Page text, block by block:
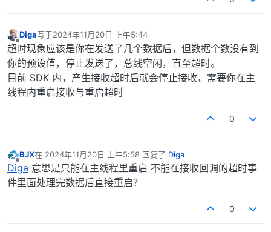
离线
Diga写于2024年11月20日 上午5:44
最后由 编辑
超时现象应该是你在发送了几个数据后，但数据个数没有到
你的预设值，停止发送了，总线空闲，直至超时。
目前 SDK 内，产生接收超时后就会停止接收，需要你在主
线程内重启接收与重启超时
0
离线
BJX在 2024年11月20日 上午5:58 回复了 Diga
最后由 编辑
Diga 意思是只能在主线程里重启 不能在接收回调的超时事
件里面处理完数据后直接重启？
0